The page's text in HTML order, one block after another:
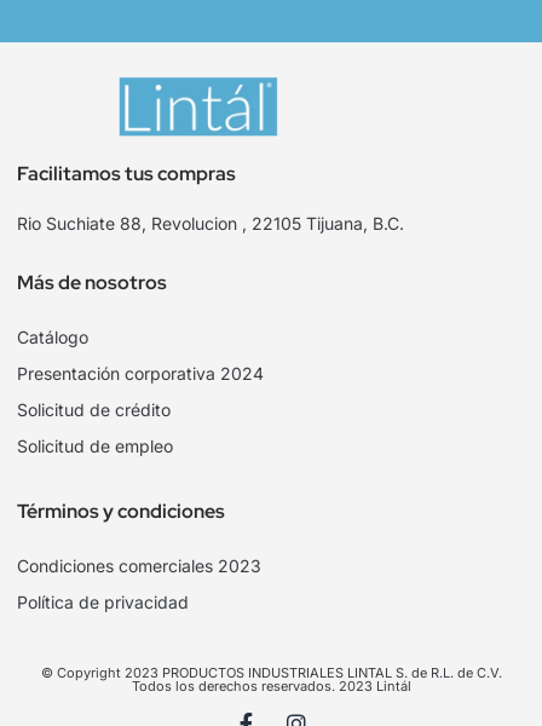
Facilitamos tus compras
Rio Suchiate 88, Revolucion , 22105 Tijuana, B.C.
Más de nosotros
Catálogo
Presentación corporativa 2024
Solicitud de crédito
Solicitud de empleo
Términos y condiciones
Condiciones comerciales 2023
Política de privacidad
© Copyright 2023 PRODUCTOS INDUSTRIALES LINTAL S. de R.L. de C.V.
Todos los derechos reservados. 2023 Lintál